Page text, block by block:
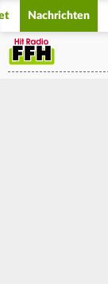
Nachrichten